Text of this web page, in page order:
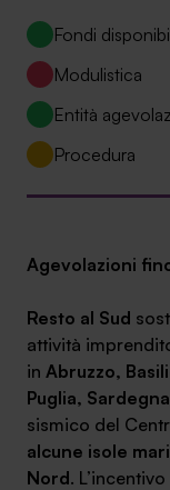
Ambassador
Contatti
Lavora con noi
+030.3540104
info@safinance.it
Fondi
Modulistica
Entità
Procedura
Agevolazioni
Resto al Sud
attività
in Abruzzo,
Puglia,
sismico del
alcune isole
Nord.